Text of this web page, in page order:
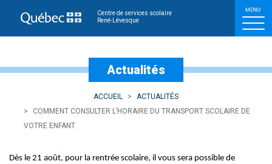
Centre de services scolaire
René-Lévesque
Comment consulter
Actualités
ACCUEIL
ACTUALITÉS
COMMENT CONSULTER L’HORAIRE DU TRANSPORT SCOLAIRE DE
VOTRE ENFANT
Dès le 21 août, pour la rentrée scolaire, il vous sera possible de